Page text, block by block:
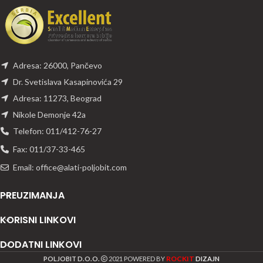
Adresa: 26000, Pančevo
Dr. Svetislava Kasapinovića 29
Adresa: 11273, Beograd
Nikole Demonje 42a
Telefon: 011/412-76-27
Fax: 011/37-33-465
Email: office@alati-poljobit.com
PREUZIMANJA
KORISNI LINKOVI
DODATNI LINKOVI
POLJOBIT D.O.O. 2021 POWERED BY ROCKIT DIZAJN